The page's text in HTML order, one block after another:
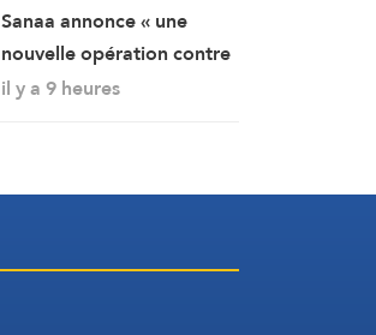
Sanaa annonce « une
nouvelle opération contre
des rassemblements
il y a 9 heures